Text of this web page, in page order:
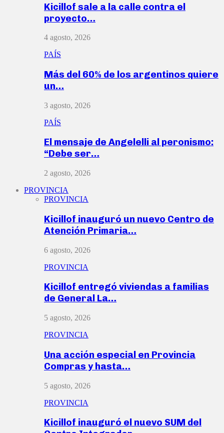
Kicillof sale a la calle contra el
proyecto…
4 agosto, 2026
PAÍS
Más del 60% de los argentinos quiere
un…
3 agosto, 2026
PAÍS
El mensaje de Angelelli al peronismo:
“Debe ser…
2 agosto, 2026
PROVINCIA
PROVINCIA
Kicillof inauguró un nuevo Centro de
Atención Primaria…
6 agosto, 2026
PROVINCIA
Kicillof entregó viviendas a familias
de General La…
5 agosto, 2026
PROVINCIA
Una acción especial en Provincia
Compras y hasta…
5 agosto, 2026
PROVINCIA
Kicillof inauguró el nuevo SUM del